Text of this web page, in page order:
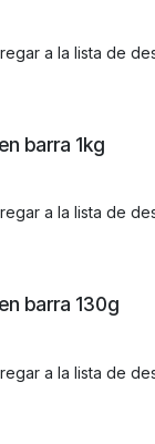
a la lista de
barra 1kg
a la lista de
barra 130g
a la lista de